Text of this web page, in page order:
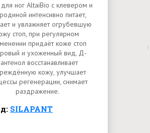
ног AltaiBio с клевером и
интенсивно питает,
и увлажняет огрубевшую
стоп, при регулярном
придаёт коже стоп
и ухоженный вид, Д-
восстанавливает
кожу, улучшает
регенерации, снимает
раздражение.
SILAPANT